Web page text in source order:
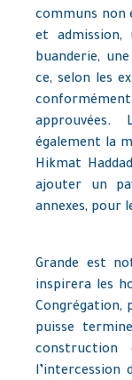
communs non
et admission,
buanderie,
ce, selon les
approuvées.
également la
Hikmat
ajouter un
annexes, pour
Grande est
inspirera les
Congrégation,
puisse
l’intercession